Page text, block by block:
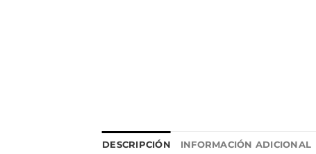
DESCRIPCIÓN INFORMACIÓN ADICIONAL